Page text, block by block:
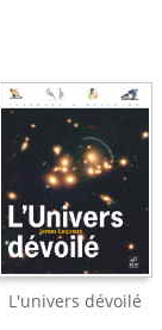
L'univers dévoilé